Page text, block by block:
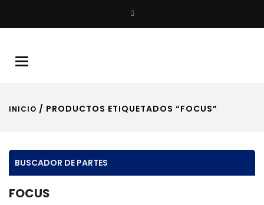
Toggle
INICIO / PRODUCTOS ETIQUETADOS “FOCUS”
BUSCADOR DE PARTES
FOCUS